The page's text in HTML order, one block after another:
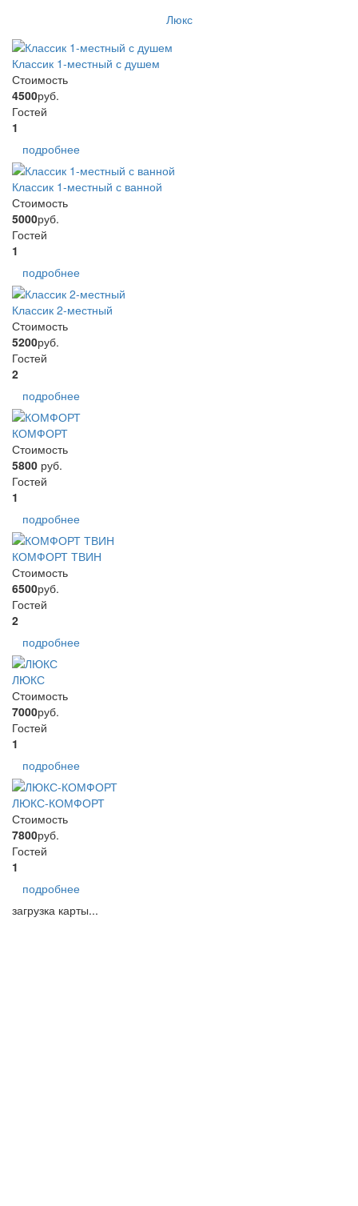
Люкс
Классик 1-местный с душем
Стоимость
4500руб.
Гостей
1
подробнее
Классик 1-местный с ванной
Стоимость
5000руб.
Гостей
1
подробнее
Классик 2-местный
Стоимость
5200руб.
Гостей
2
подробнее
КОМФОРТ
Стоимость
5800 руб.
Гостей
1
подробнее
КОМФОРТ ТВИН
Стоимость
6500руб.
Гостей
2
подробнее
ЛЮКС
Стоимость
7000руб.
Гостей
1
подробнее
ЛЮКС-КОМФОРТ
Стоимость
7800руб.
Гостей
1
подробнее
загрузка карты...